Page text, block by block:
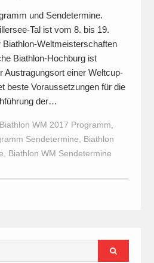
und Sendetermine.
Tal ist vom 8. bis 19.
Weltmeisterschaften
Biathlon-Hochburg ist
Austragungsort einer Weltcup-
beste Voraussetzungen für die
der…
Biathlon WM 2017 Programm,
Sendetermine, Biathlon
, Biathlon WM Sendetermine